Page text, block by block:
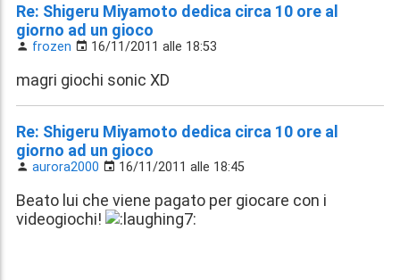
Re: Shigeru Miyamoto dedica circa 10 ore al
giorno ad un gioco
frozen 16/11/2011 alle 18:53
magri giochi sonic XD
Re: Shigeru Miyamoto dedica circa 10 ore al
giorno ad un gioco
aurora2000 16/11/2011 alle 18:45
Beato lui che viene pagato per giocare con i
videogiochi!